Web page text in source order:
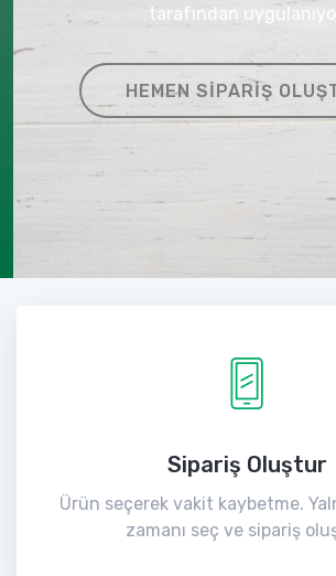
tarafından
HEMEN SIPARIŞ
Sipariş Oluştur
Ürün seçerek vakit kaybetme.
zamanı seç ve sipariş